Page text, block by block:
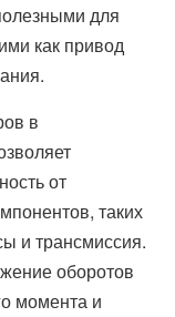
для
как привод
в
от
таких
и трансмиссия.
оборотов
момента и